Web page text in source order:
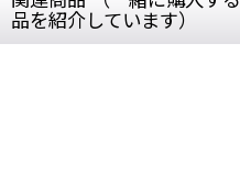
品を紹介しています）